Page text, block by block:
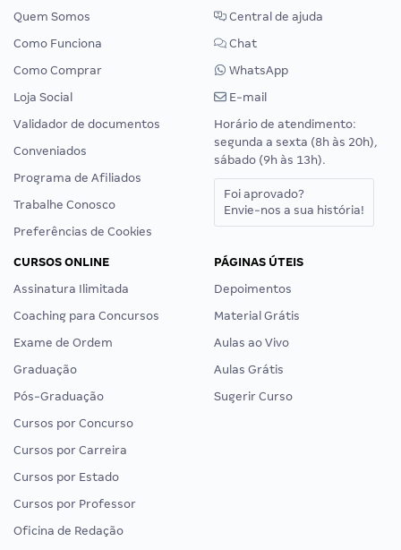
Quem Somos
Como Funciona
Como Comprar
Loja Social
Validador de documentos
Conveniados
Programa de Afiliados
Trabalhe Conosco
Preferências de Cookies
Central de ajuda
Chat
WhatsApp
E-mail
Horário de atendimento:
segunda a sexta (8h às 20h),
sábado (9h às 13h).
Foi aprovado?
Envie-nos a sua história!
CURSOS ONLINE
Assinatura Ilimitada
Coaching para Concursos
Exame de Ordem
Graduação
Pós-Graduação
Cursos por Concurso
Cursos por Carreira
Cursos por Estado
Cursos por Professor
Oficina de Redação
PÁGINAS ÚTEIS
Depoimentos
Material Grátis
Aulas ao Vivo
Aulas Grátis
Sugerir Curso